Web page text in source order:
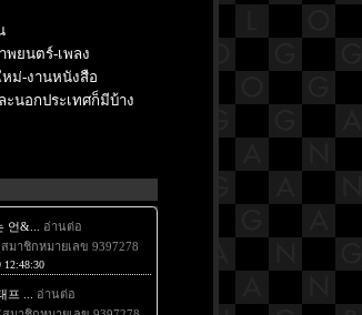
พยนตร์-เพลง
ม่-งานหนังสือ
ะนอกประเทศก็มีบ้าง